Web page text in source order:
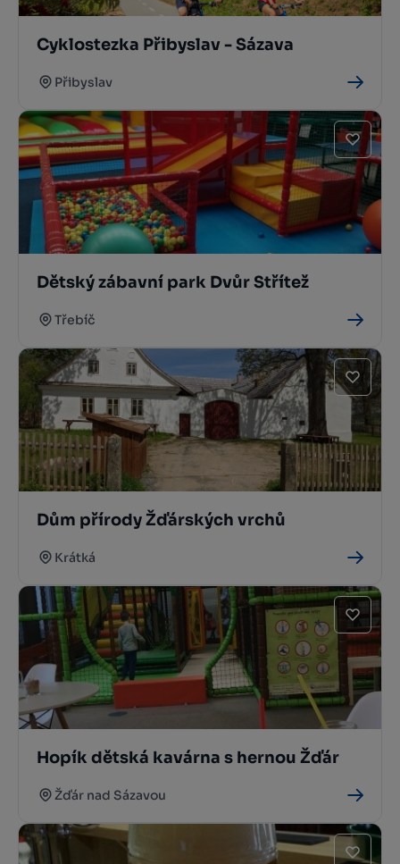
Cyklostezka Přibyslav - Sázava
Přibyslav
Dětský zábavní park Dvůr Střítež
Třebíč
Dům přírody Žďárských vrchů
Krátká
Hopík dětská kavárna s hernou Žďár
Žďár nad Sázavou